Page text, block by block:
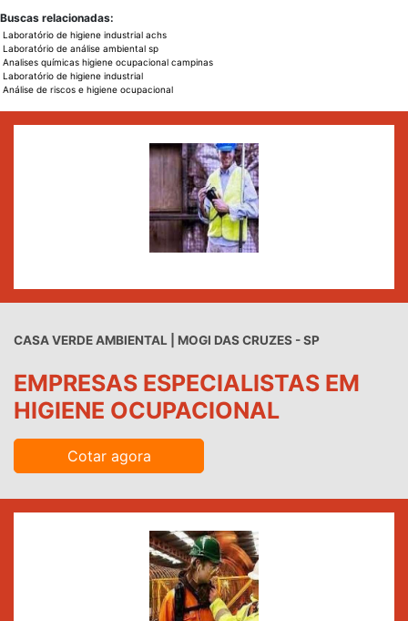
Buscas relacionadas:
Laboratório de higiene industrial achs
Laboratório de análise ambiental sp
Analises químicas higiene ocupacional campinas
Laboratório de higiene industrial
Análise de riscos e higiene ocupacional
CASA VERDE AMBIENTAL | MOGI DAS CRUZES - SP
EMPRESAS ESPECIALISTAS EM
HIGIENE OCUPACIONAL
Cotar agora